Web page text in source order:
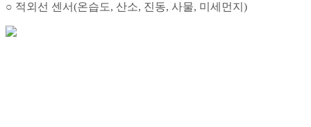
○ 적외선 센서(온습도, 산소, 진동, 사물, 미세먼지)